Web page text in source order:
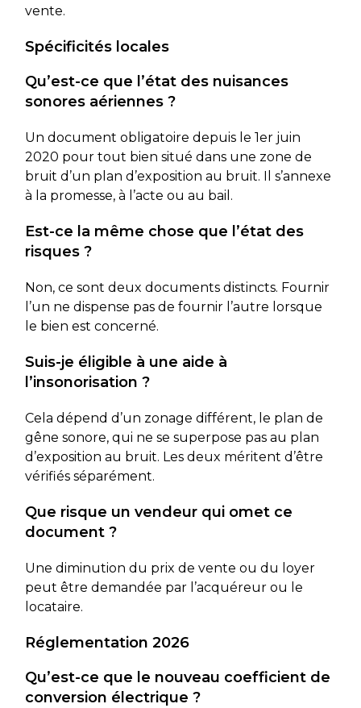
vente.
Spécificités locales
Qu’est-ce que l’état des nuisances
sonores aériennes ?
Un document obligatoire depuis le 1er juin
2020 pour tout bien situé dans une zone de
bruit d’un plan d’exposition au bruit. Il s’annexe
à la promesse, à l’acte ou au bail.
Est-ce la même chose que l’état des
risques ?
Non, ce sont deux documents distincts. Fournir
l’un ne dispense pas de fournir l’autre lorsque
le bien est concerné.
Suis-je éligible à une aide à
l’insonorisation ?
Cela dépend d’un zonage différent, le plan de
gêne sonore, qui ne se superpose pas au plan
d’exposition au bruit. Les deux méritent d’être
vérifiés séparément.
Que risque un vendeur qui omet ce
document ?
Une diminution du prix de vente ou du loyer
peut être demandée par l’acquéreur ou le
locataire.
Réglementation 2026
Qu’est-ce que le nouveau coefficient de
conversion électrique ?